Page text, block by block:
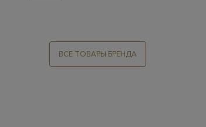
ВСЕ ТОВАРЫ БРЕНДА